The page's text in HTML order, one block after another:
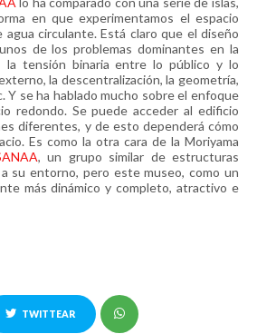
en que experimentamos el espacio
circulante. Está claro que el diseño
de los problemas dominantes en la
la tensión binaria entre lo público y lo
la descentralización, la geometría,
Y se ha hablado mucho sobre el enfoque
redondo. Se puede acceder al edificio
diferentes, y de esto dependerá cómo
Es como la otra cara de la Moriyama
, un grupo similar de estructuras
su entorno, pero este museo, como un
más dinámico y completo, atractivo e
TWITTEAR